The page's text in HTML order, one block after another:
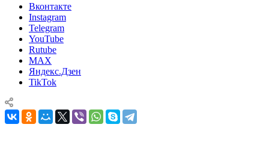
Вконтакте
Instagram
Telegram
YouTube
Rutube
MAX
Яндекс.Дзен
TikTok